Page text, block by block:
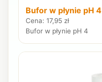
Bufor w płynie pH 4
Cena: 17,95 zł
Bufor w płynie pH 4